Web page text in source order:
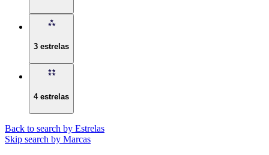
3 estrelas
4 estrelas
Back to search by Estrelas
Skip search by Marcas